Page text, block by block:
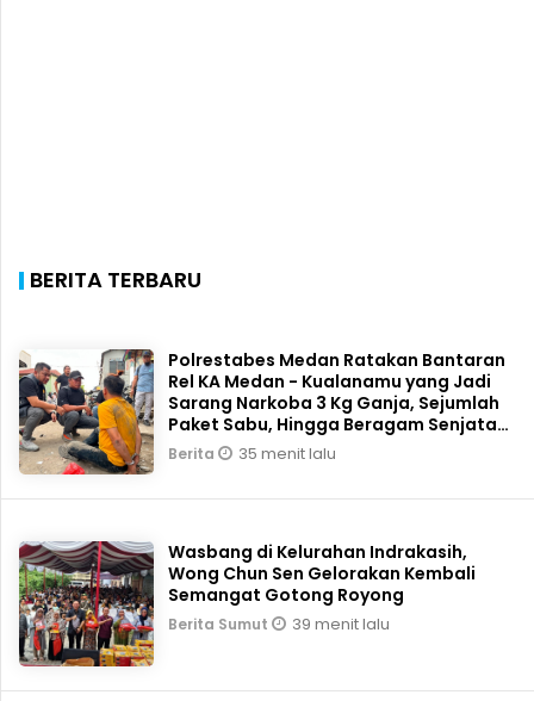
BERITA TERBARU
Polrestabes Medan Ratakan Bantaran
Rel KA Medan - Kualanamu yang Jadi
Sarang Narkoba 3 Kg Ganja, Sejumlah
Paket Sabu, Hingga Beragam Senjata
Disita ME
Berita 35 menit lalu
Wasbang di Kelurahan Indrakasih,
Wong Chun Sen Gelorakan Kembali
Semangat Gotong Royong
Berita Sumut 39 menit lalu